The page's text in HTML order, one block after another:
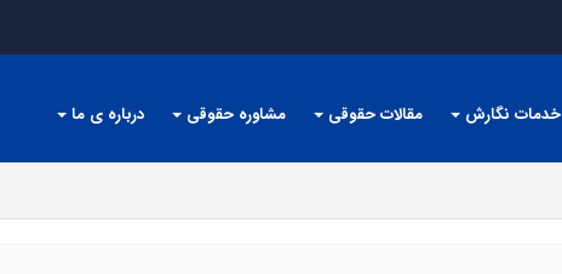
خدمات نگارش مقالات حقوقی مشاوره حقوقی درباره ی ما